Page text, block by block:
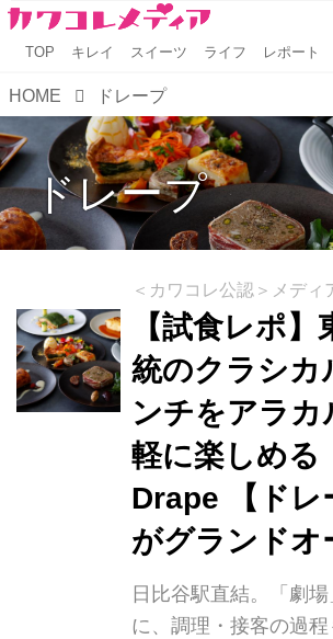
TOP キレイ スイーツ ライフ レポート
HOME ドレープ
ドレープ
＜カワコレ公認＞メディ
【試食レポ
統のクラシカ
ンチをアラカ
軽に楽しめる
Drape 【ドレ
がグランドオ
日比谷駅直結。「劇
に、調理・接客の過